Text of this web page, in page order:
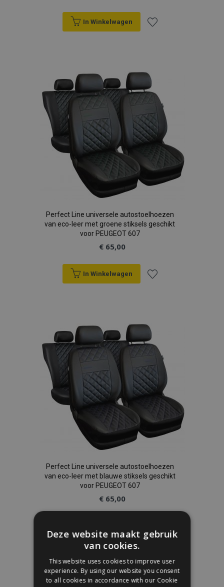
In Winkelwagen
aan
verlanglijst
Perfect Line universele autostoelhoezen
van eco-leer met groene stiksels geschikt
voor PEUGEOT 607
€ 65,00
In Winkelwagen
aan
verlanglijst
Perfect Line universele autostoelhoezen
van eco-leer met blauwe stiksels geschikt
voor PEUGEOT 607
€ 65,00
toe
aan
Deze website maakt gebruik
van cookies.
This website uses cookies to improve user
experience. By using our website you consent
to all cookies in accordance with our Cookie